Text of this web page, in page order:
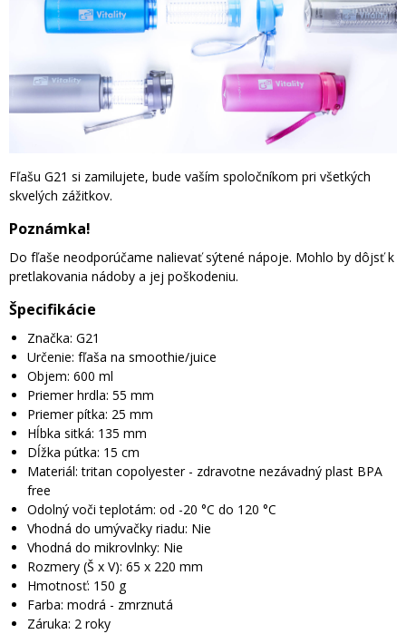
Fľašu G21 si zamilujete, bude vaším spoločníkom pri všetkých
skvelých zážitkov.
Poznámka!
Do fľaše neodporúčame nalievať sýtené nápoje. Mohlo by dôjsť k
pretlakovania nádoby a jej poškodeniu.
Špecifikácie
Značka: G21
Určenie: fľaša na smoothie/juice
Objem: 600 ml
Priemer hrdla: 55 mm
Priemer pítka: 25 mm
Hĺbka sitká: 135 mm
Dĺžka pútka: 15 cm
Materiál: tritan copolyester - zdravotne nezávadný plast BPA
free
Odolný voči teplotám: od -20 °C do 120 °C
Vhodná do umývačky riadu: Nie
Vhodná do mikrovlnky: Nie
Rozmery (Š x V): 65 x 220 mm
Hmotnosť: 150 g
Farba: modrá - zmrznutá
Záruka: 2 roky